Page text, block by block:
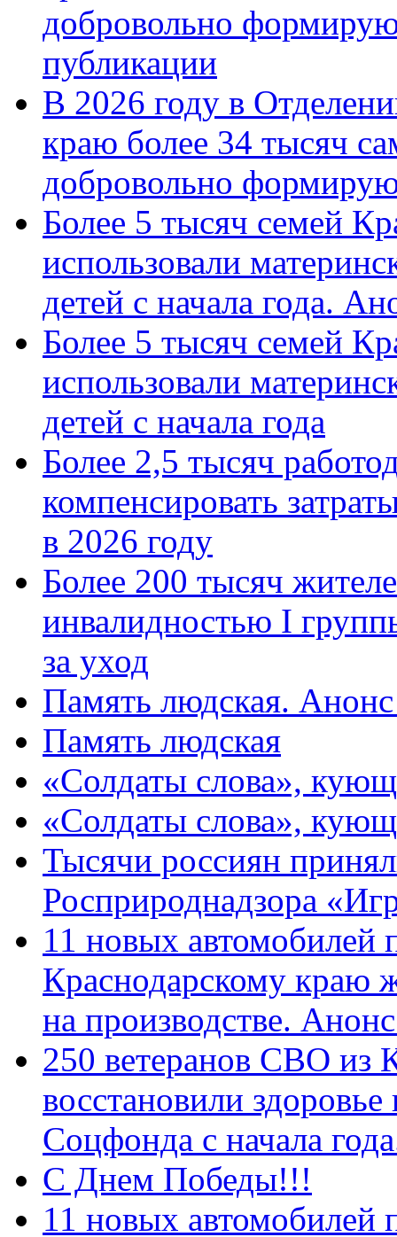
добровольно
публикации
В 2026 году в
краю более 34 тысяч
добровольно
Более 5 тысяч семей
использовали
детей с начала года.
Более 5 тысяч семей
использовали
детей с начала года
Более 2,5 тысяч
компенсировать
в 2026 году
Более 200 тысяч
инвалидностью I
за уход
Память людская.
Память людская
«Солдаты слова»,
«Солдаты слова»,
Тысячи россиян
Росприроднадзора
11 новых автомобилей
Краснодарскому краю
на производстве.
250 ветеранов СВО из
восстановили
Соцфонда с начала
С Днем Победы!!!
11 новых автомобилей